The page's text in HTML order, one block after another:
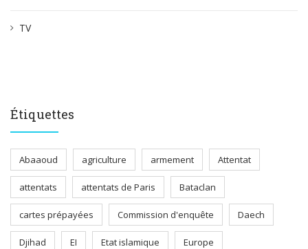
TV
Étiquettes
Abaaoud agriculture armement Attentat
attentats attentats de Paris Bataclan
cartes prépayées Commission d'enquête Daech
Djihad EI Etat islamique Europe